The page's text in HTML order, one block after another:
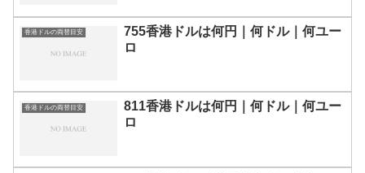
香港ドルの両替目安
755香港ドルは何円｜何ドル｜何ユー
ロ
香港ドルの両替目安
811香港ドルは何円｜何ドル｜何ユー
ロ